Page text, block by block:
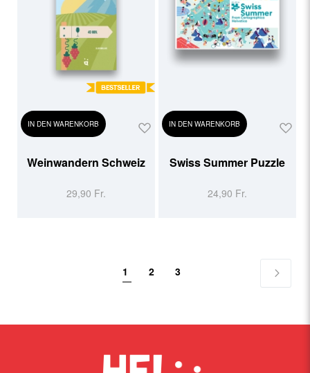
IN DEN WARENKORB
Weinwandern Schweiz
29,90 Fr.
IN DEN WARENKORB
Swiss Summer Puzzle
24,90 Fr.
Seite
Sie
Seite
1 Seite
2 Seite
3